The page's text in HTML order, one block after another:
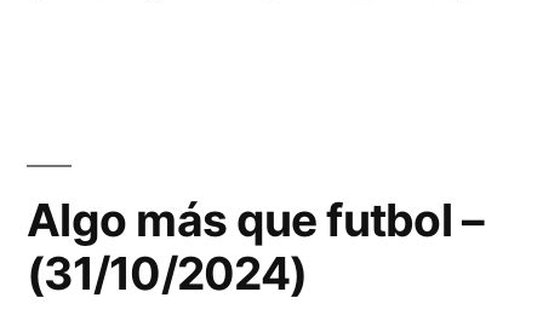
Algo más que futbol –
(31/10/2024)